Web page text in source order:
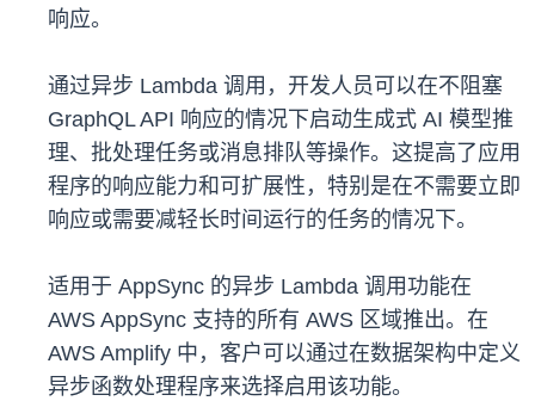
响应。
通过异步 Lambda 调用，开发人员可以在不阻塞
GraphQL API 响应的情况下启动生成式 AI 模型推
理、批处理任务或消息排队等操作。这提高了应用
程序的响应能力和可扩展性，特别是在不需要立即
响应或需要减轻长时间运行的任务的情况下。
适用于 AppSync 的异步 Lambda 调用功能在
AWS AppSync 支持的所有 AWS 区域推出。在
AWS Amplify 中，客户可以通过在数据架构中定义
异步函数处理程序来选择启用该功能。